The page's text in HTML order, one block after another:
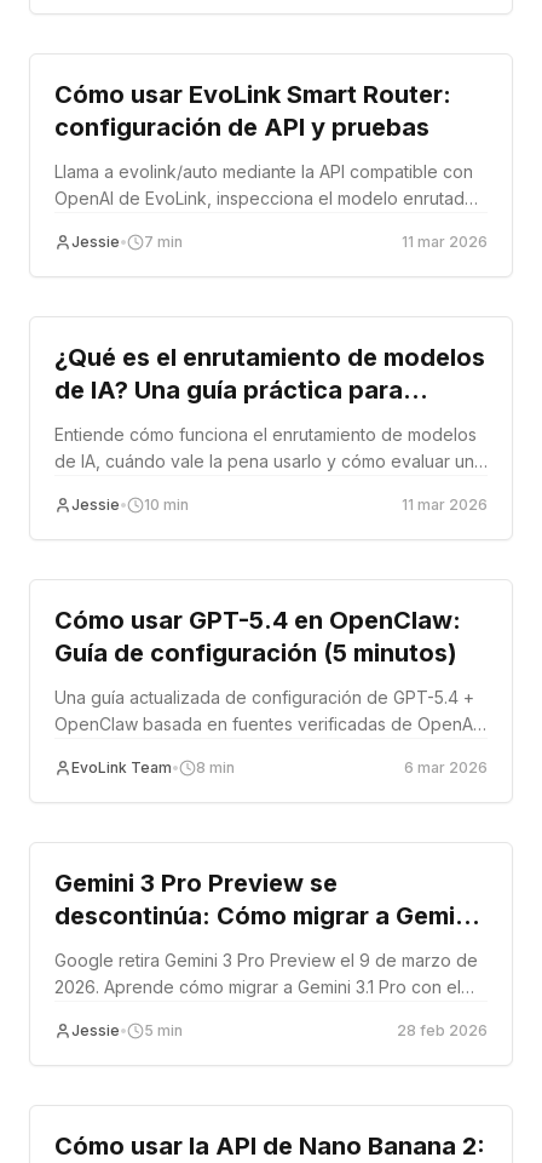
Tutorial
Cómo usar EvoLink Smart Router:
configuración de API y pruebas
Llama a evolink/auto mediante la API compatible con
OpenAI de EvoLink, inspecciona el modelo enrutado,
modelo fijo.
Jessie• 7 min 11 mar 2026
Tutorial
¿Qué es el enrutamiento de modelos
de IA? Una guía práctica para
desarrolladores
Entiende cómo funciona el enrutamiento de modelos
de IA, cuándo vale la pena usarlo y cómo evaluar un
Jessie• 10 min 11 mar 2026
Tutorial
Cómo usar GPT-5.4 en OpenClaw:
Guía de configuración (5 minutos)
Una guía actualizada de configuración de GPT-5.4 +
OpenClaw basada en fuentes verificadas de OpenAI
EvoLink Team• 8 min 6 mar 2026
Tutorial
Gemini 3 Pro Preview se
descontinúa: Cómo migrar a Gemini
3.1 Pro antes del 9 de marzo
Google retira Gemini 3 Pro Preview el 9 de marzo de
2026. Aprende cómo migrar a Gemini 3.1 Pro con el
parámetro thinking_level y precios hasta un 74% más
baratos con EvoLink.
Jessie• 5 min 28 feb 2026
Tutorial
Cómo usar la API de Nano Banana 2: